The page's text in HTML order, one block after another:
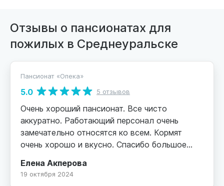
Отзывы о пансионатах для
пожилых в Среднеуральске
Пансионат «Опека»
5.0 5 отзывов
Очень хороший пансионат. Все чисто
аккуратно. Работающий персонал очень
замечательно относятся ко всем. Кормят
очень хорошо и вкусно. Спасибо большое
когда есть такие люди которые помогают
пожелым.
Елена Акперова
19 октября 2024